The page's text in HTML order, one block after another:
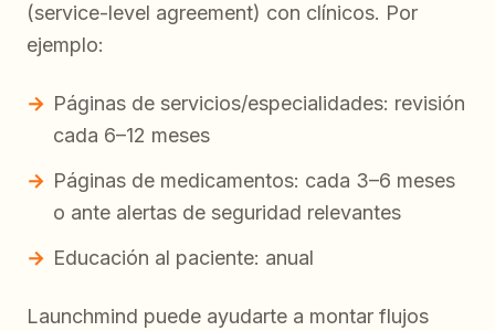
(service-level agreement) con clínicos. Por
ejemplo:
Páginas de servicios/especialidades: revisión
cada 6–12 meses
Páginas de medicamentos: cada 3–6 meses
o ante alertas de seguridad relevantes
Educación al paciente: anual
Launchmind puede ayudarte a montar flujos